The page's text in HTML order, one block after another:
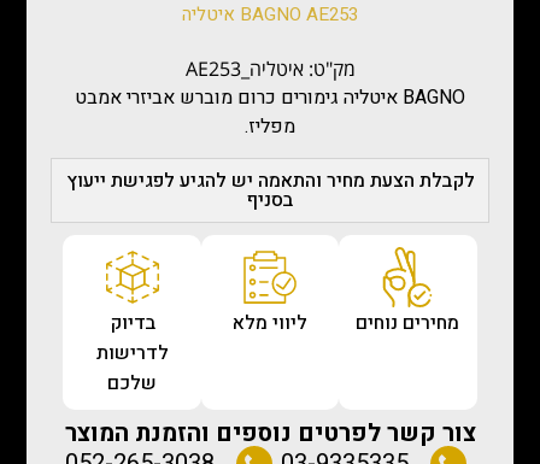
BAGNO AE253 איטליה
מק"ט: איטליה_AE253
BAGNO איטליה גימורים כרום מוברש אביזרי אמבט
מפליז.
לקבלת הצעת מחיר והתאמה יש להגיע לפגישת ייעוץ
בסניף
מחירים נוחים ליווי מלא
בדיוק
לדרישות
שלכם
צור קשר לפרטים נוספים והזמנת המוצר